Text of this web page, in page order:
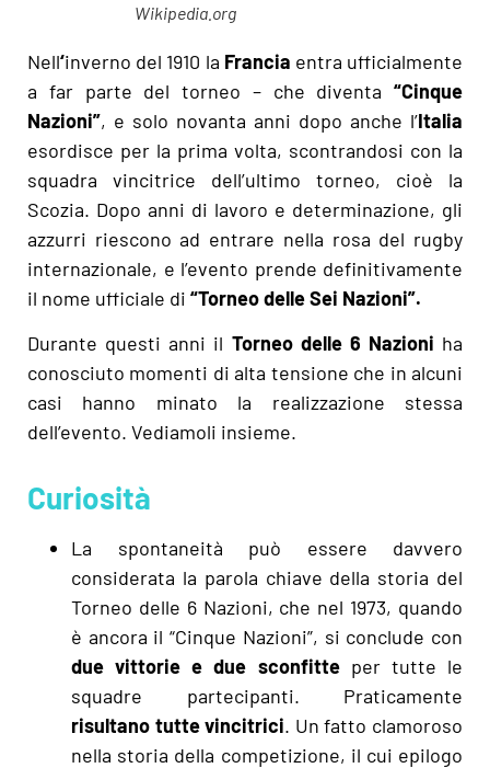
Wikipedia.org
Nell‘inverno del 1910 la Francia entra ufficialmente
a far parte del torneo – che diventa “Cinque
Nazioni”, e solo novanta anni dopo anche l’Italia
esordisce per la prima volta, scontrandosi con la
squadra vincitrice dell’ultimo torneo, cioè la
Scozia. Dopo anni di lavoro e determinazione, gli
azzurri riescono ad entrare nella rosa del rugby
internazionale, e l’evento prende definitivamente
il nome ufficiale di “Torneo delle Sei Nazioni”.
Durante questi anni il Torneo delle 6 Nazioni ha
conosciuto momenti di alta tensione che in alcuni
casi hanno minato la realizzazione stessa
dell’evento. Vediamoli insieme.
Curiosità
La spontaneità può essere davvero
considerata la parola chiave della storia del
Torneo delle 6 Nazioni, che nel 1973, quando
è ancora il “Cinque Nazioni”, si conclude con
due vittorie e due sconfitteper tutte le
squadre partecipanti. Praticamente
risultano tutte vincitrici. Un fatto clamoroso
nella storia della competizione, il cui epilogo